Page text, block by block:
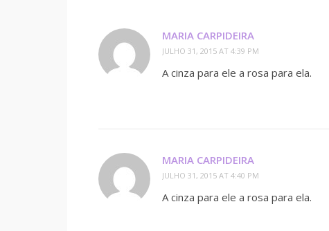
MARIA CARPIDEIRA
JULHO 31, 2015 AT 4:39 PM
A cinza para ele a rosa para ela.
MARIA CARPIDEIRA
JULHO 31, 2015 AT 4:40 PM
A cinza para ele a rosa para ela.